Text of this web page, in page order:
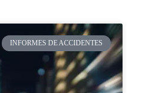
INFORMES DE ACCIDENTES